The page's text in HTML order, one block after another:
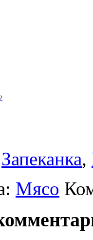
Запеканка,
Мясо